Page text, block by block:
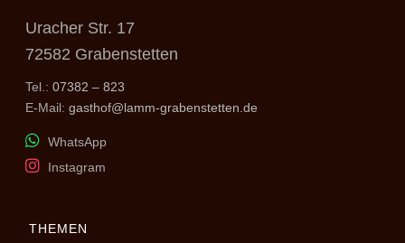
Uracher Str. 17
72582 Grabenstetten
Tel.:07382 – 823
E-Mail:gasthof@lamm-grabenstetten.de
WhatsApp
Instagram
THEMEN